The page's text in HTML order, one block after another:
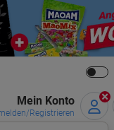
Mein Konto
Registrieren